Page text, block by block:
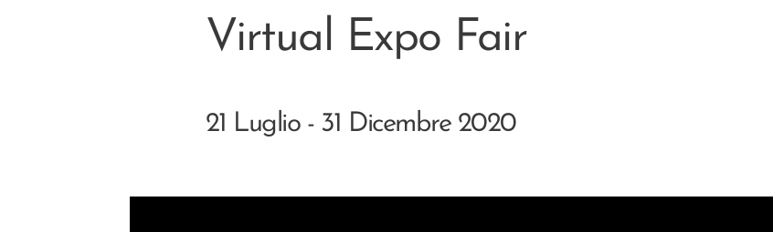
Virtual Expo Fair
21 Luglio - 31 Dicembre 2020